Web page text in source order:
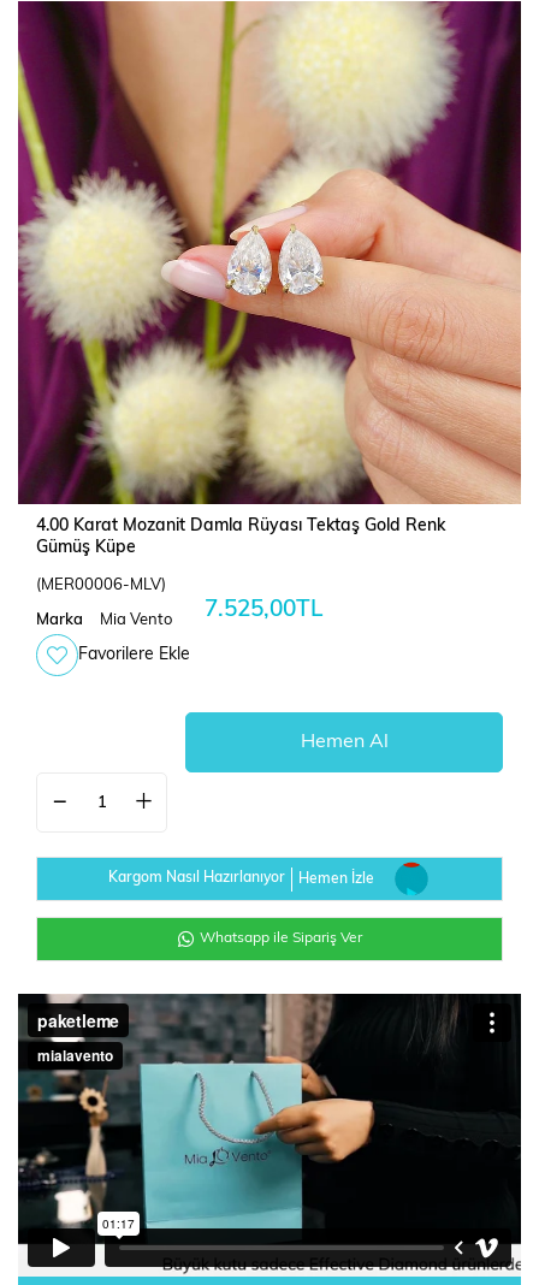
4.00 Karat Mozanit Damla Rüyası Tektaş Gold Renk
Gümüş Küpe
(MER00006-MLV)
Marka Mia Vento 7.525,00TL
Favorilere Ekle
Kargom Nasıl Hazırlanıyor Hemen İzle
Whatsapp ile Sipariş Ver